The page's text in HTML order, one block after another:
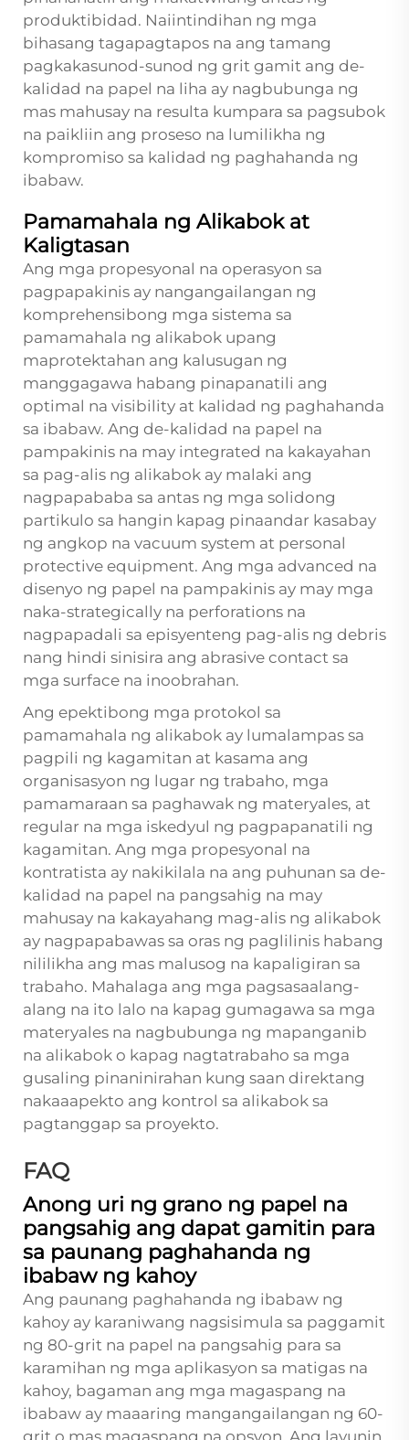
produktibidad. Naiintindihan ng mga
bihasang tagapagtapos na ang tamang
pagkakasunod-sunod ng grit gamit ang de-
kalidad na papel na liha ay nagbubunga ng
mas mahusay na resulta kumpara sa pagsubok
na paikliin ang proseso na lumilikha ng
kompromiso sa kalidad ng paghahanda ng
ibabaw.
Pamamahala ng Alikabok at
Kaligtasan
Ang mga propesyonal na operasyon sa
pagpapakinis ay nangangailangan ng
komprehensibong mga sistema sa
pamamahala ng alikabok upang
maprotektahan ang kalusugan ng
manggagawa habang pinapanatili ang
optimal na visibility at kalidad ng paghahanda
sa ibabaw. Ang de-kalidad na papel na
pampakinis na may integrated na kakayahan
sa pag-alis ng alikabok ay malaki ang
nagpapababa sa antas ng mga solidong
partikulo sa hangin kapag pinaandar kasabay
ng angkop na vacuum system at personal
protective equipment. Ang mga advanced na
disenyo ng papel na pampakinis ay may mga
naka-strategically na perforations na
nagpapadali sa episyenteng pag-alis ng debris
nang hindi sinisira ang abrasive contact sa
mga surface na inoobrahan.
Ang epektibong mga protokol sa
pamamahala ng alikabok ay lumalampas sa
pagpili ng kagamitan at kasama ang
organisasyon ng lugar ng trabaho, mga
pamamaraan sa paghawak ng materyales, at
regular na mga iskedyul ng pagpapanatili ng
kagamitan. Ang mga propesyonal na
kontratista ay nakikilala na ang puhunan sa de-
kalidad na papel na pangsahig na may
mahusay na kakayahang mag-alis ng alikabok
ay nagpapabawas sa oras ng paglilinis habang
nililikha ang mas malusog na kapaligiran sa
trabaho. Mahalaga ang mga pagsasaalang-
alang na ito lalo na kapag gumagawa sa mga
materyales na nagbubunga ng mapanganib
na alikabok o kapag nagtatrabaho sa mga
gusaling pinaninirahan kung saan direktang
nakaaapekto ang kontrol sa alikabok sa
pagtanggap sa proyekto.
FAQ
Anong uri ng grano ng papel na
pangsahig ang dapat gamitin para
sa paunang paghahanda ng
ibabaw ng kahoy
Ang paunang paghahanda ng ibabaw ng
kahoy ay karaniwang nagsisimula sa paggamit
ng 80-grit na papel na pangsahig para sa
karamihan ng mga aplikasyon sa matigas na
kahoy, bagaman ang mga magaspang na
ibabaw ay maaaring mangangailangan ng 60-
grit o mas magaspang na opsyon. Ang layunin